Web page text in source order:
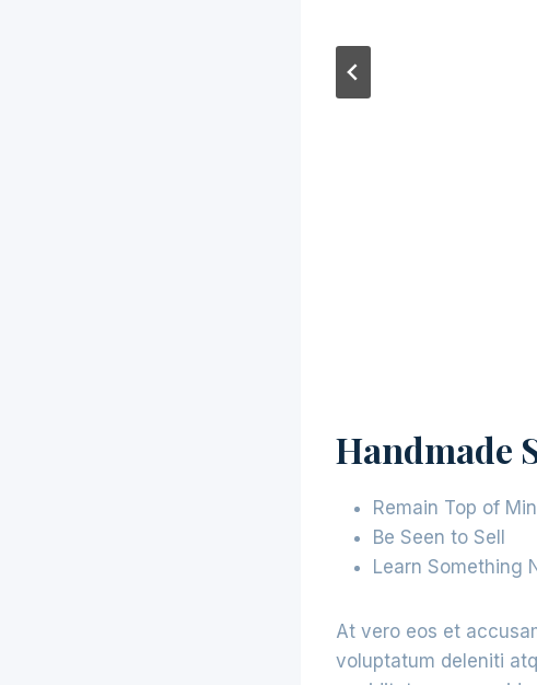
Handmade
Remain Top of
Be Seen to Sell
Learn Something
At vero eos et
voluptatum deleniti